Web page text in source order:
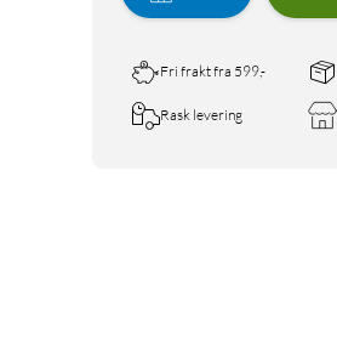
Fri frakt fra 599,-
Rask levering